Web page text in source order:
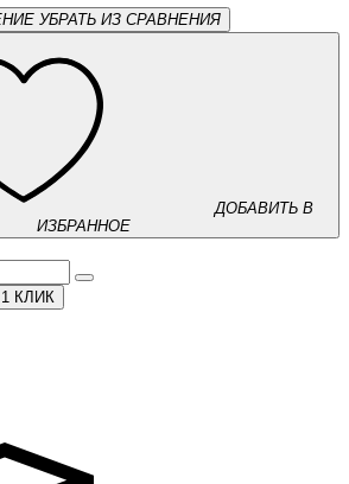
УБРАТЬ ИЗ СРАВНЕНИЯ
ДОБАВИТЬ В
ИЗБРАННОЕ
КЛИК